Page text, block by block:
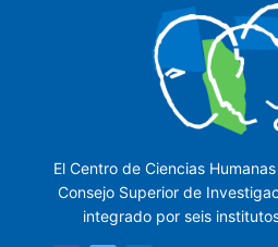
El Centro de Ciencias
Consejo Superior de
integrado por seis